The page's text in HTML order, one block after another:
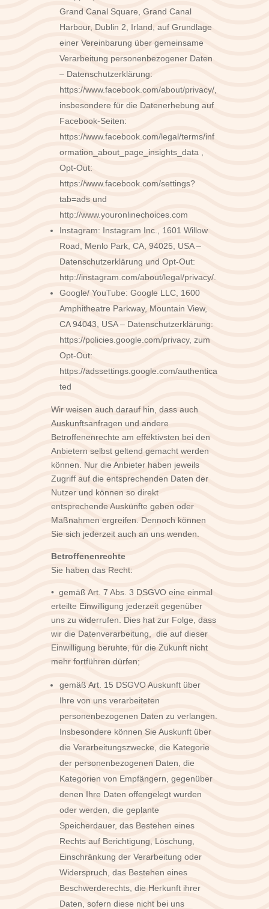
Grand Canal Square, Grand Canal
Harbour, Dublin 2, Irland, auf Grundlage
einer Vereinbarung über gemeinsame
Verarbeitung personenbezogener Daten
– Datenschutzerklärung:
https://www.facebook.com/about/privacy/,
insbesondere für die Datenerhebung auf
Facebook-Seiten:
https://www.facebook.com/legal/terms/inf
ormation_about_page_insights_data ,
Opt-Out:
https://www.facebook.com/settings?
tab=ads und
http://www.youronlinechoices.com
Instagram: Instagram Inc., 1601 Willow
Road, Menlo Park, CA, 94025, USA –
Datenschutzerklärung und Opt-Out:
http://instagram.com/about/legal/privacy/.
Google/ YouTube: Google LLC, 1600
Amphitheatre Parkway, Mountain View,
CA 94043, USA – Datenschutzerklärung:
https://policies.google.com/privacy, zum
Opt-Out:
https://adssettings.google.com/authentica
ted
Wir weisen auch darauf hin, dass auch
Auskunftsanfragen und andere
Betroffenenrechte am effektivsten bei den
Anbietern selbst geltend gemacht werden
können. Nur die Anbieter haben jeweils
Zugriff auf die entsprechenden Daten der
Nutzer und können so direkt
entsprechende Auskünfte geben oder
Maßnahmen ergreifen. Dennoch können
Sie sich jederzeit auch an uns wenden.
Betroffenenrechte
Sie haben das Recht:
• gemäß Art. 7 Abs. 3 DSGVO eine einmal
erteilte Einwilligung jederzeit gegenüber
uns zu widerrufen. Dies hat zur Folge, dass
wir die Datenverarbeitung, die auf dieser
Einwilligung beruhte, für die Zukunft nicht
mehr fortführen dürfen;
gemäß Art. 15 DSGVO Auskunft über
Ihre von uns verarbeiteten
personenbezogenen Daten zu verlangen.
Insbesondere können Sie Auskunft über
die Verarbeitungszwecke, die Kategorie
der personenbezogenen Daten, die
Kategorien von Empfängern, gegenüber
denen Ihre Daten offengelegt wurden
oder werden, die geplante
Speicherdauer, das Bestehen eines
Rechts auf Berichtigung, Löschung,
Einschränkung der Verarbeitung oder
Widerspruch, das Bestehen eines
Beschwerderechts, die Herkunft ihrer
Daten, sofern diese nicht bei uns